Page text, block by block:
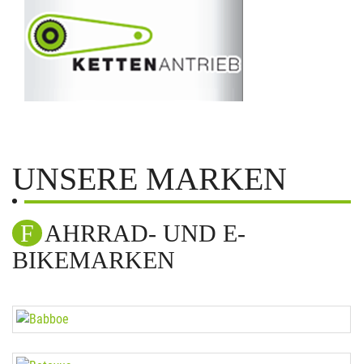
UNSERE MARKEN
FAHRRAD- UND E-
BIKEMARKEN